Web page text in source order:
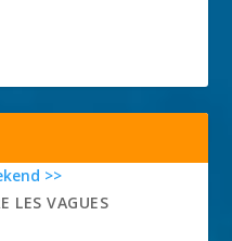
>>
LES VAGUES